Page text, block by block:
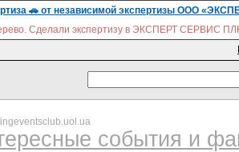
🚗 от независимой экспертизы ООО
Сделали экспертизу в ЭКСПЕРТ СЕРВИС
события и